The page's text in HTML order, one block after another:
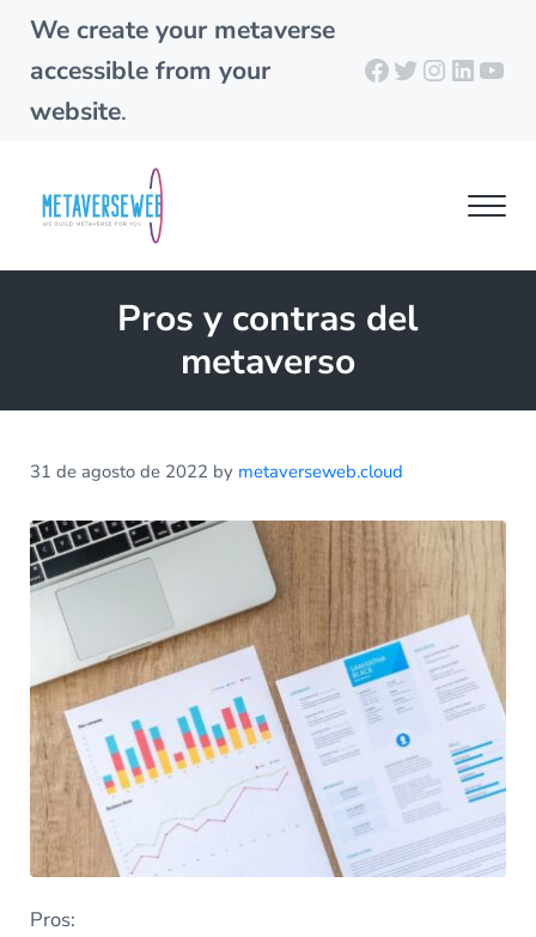
Skip to main content
Skip to header right navigation
Skip to site footer
We create your metaverse
accessible from your
website.
Facebook
Twitter
metaverseweb.cloud
Building your metaverse
Pros y contras del
metaverso
31 de agosto de 2022 by metaverseweb.cloud
Pros: